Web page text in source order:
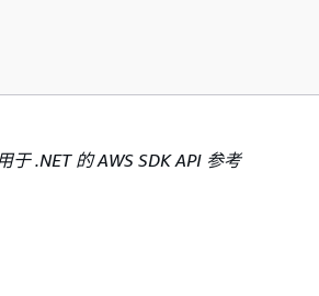
于 .NET 的 AWS SDK API 参考